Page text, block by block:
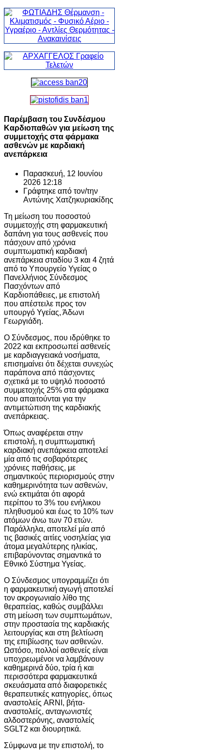
Παρέμβαση του Συνδέσμου
Καρδιοπαθών για μείωση της
συμμετοχής στα φάρμακα
ασθενών με καρδιακή
ανεπάρκεια
Παρασκευή, 12 Ιουνίου
2026 12:18
Γράφτηκε από τον/την
Αντώνης Χατζηκυριακίδης
Τη μείωση του ποσοστού
συμμετοχής στη φαρμακευτική
δαπάνη για τους ασθενείς που
πάσχουν από χρόνια
συμπτωματική καρδιακή
ανεπάρκεια σταδίου 3 και 4 ζητά
από το Υπουργείο Υγείας ο
Πανελλήνιος Σύνδεσμος
Πασχόντων από
Καρδιοπάθειες, με επιστολή
που απέστειλε προς τον
υπουργό Υγείας, Άδωνι
Γεωργιάδη.
Ο Σύνδεσμος, που ιδρύθηκε το
2022 και εκπροσωπεί ασθενείς
με καρδιαγγειακά νοσήματα,
επισημαίνει ότι δέχεται συνεχώς
παράπονα από πάσχοντες
σχετικά με το υψηλό ποσοστό
συμμετοχής 25% στα φάρμακα
που απαιτούνται για την
αντιμετώπιση της καρδιακής
ανεπάρκειας.
Όπως αναφέρεται στην
επιστολή, η συμπτωματική
καρδιακή ανεπάρκεια αποτελεί
μία από τις σοβαρότερες
χρόνιες παθήσεις, με
σημαντικούς περιορισμούς στην
καθημερινότητα των ασθενών,
ενώ εκτιμάται ότι αφορά
περίπου το 3% του ενήλικου
πληθυσμού και έως το 10% των
ατόμων άνω των 70 ετών.
Παράλληλα, αποτελεί μία από
τις βασικές αιτίες νοσηλείας για
άτομα μεγαλύτερης ηλικίας,
επιβαρύνοντας σημαντικά το
Εθνικό Σύστημα Υγείας.
Ο Σύνδεσμος υπογραμμίζει ότι
η φαρμακευτική αγωγή αποτελεί
τον ακρογωνιαίο λίθο της
θεραπείας, καθώς συμβάλλει
στη μείωση των συμπτωμάτων,
στην προστασία της καρδιακής
λειτουργίας και στη βελτίωση
της επιβίωσης των ασθενών.
Ωστόσο, πολλοί ασθενείς είναι
υποχρεωμένοι να λαμβάνουν
καθημερινά δύο, τρία ή και
περισσότερα φαρμακευτικά
σκευάσματα από διαφορετικές
θεραπευτικές κατηγορίες, όπως
αναστολείς ARNI, βήτα-
αναστολείς, ανταγωνιστές
αλδοστερόνης, αναστολείς
SGLT2 και διουρητικά.
Σύμφωνα με την επιστολή, το